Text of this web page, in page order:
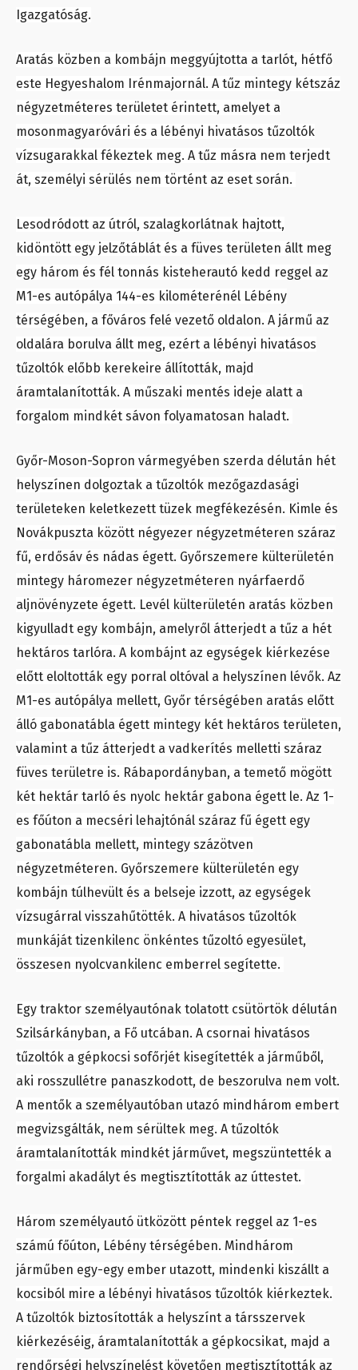
Igazgatóság.
Aratás közben a kombájn meggyújtotta a tarlót, hétfő
este Hegyeshalom Irénmajornál. A tűz mintegy kétszáz
négyzetméteres területet érintett, amelyet a
mosonmagyaróvári és a lébényi hivatásos tűzoltók
vízsugarakkal fékeztek meg. A tűz másra nem terjedt
át, személyi sérülés nem történt az eset során.
Lesodródott az útról, szalagkorlátnak hajtott,
kidöntött egy jelzőtáblát és a füves területen állt meg
egy három és fél tonnás kisteherautó kedd reggel az
M1-es autópálya 144-es kilométerénél Lébény
térségében, a főváros felé vezető oldalon. A jármű az
oldalára borulva állt meg, ezért a lébényi hivatásos
tűzoltók előbb kerekeire állították, majd
áramtalanították. A műszaki mentés ideje alatt a
forgalom mindkét sávon folyamatosan haladt.
Győr-Moson-Sopron vármegyében szerda délután hét
helyszínen dolgoztak a tűzoltók mezőgazdasági
területeken keletkezett tüzek megfékezésén. Kimle és
Novákpuszta között négyezer négyzetméteren száraz
fű, erdősáv és nádas égett. Győrszemere külterületén
mintegy háromezer négyzetméteren nyárfaerdő
aljnövényzete égett. Levél külterületén aratás közben
kigyulladt egy kombájn, amelyről átterjedt a tűz a hét
hektáros tarlóra. A kombájnt az egységek kiérkezése
előtt eloltották egy porral oltóval a helyszínen lévők. Az
M1-es autópálya mellett, Győr térségében aratás előtt
álló gabonatábla égett mintegy két hektáros területen,
valamint a tűz átterjedt a vadkerítés melletti száraz
füves területre is. Rábapordányban, a temető mögött
két hektár tarló és nyolc hektár gabona égett le. Az 1-
es főúton a mecséri lehajtónál száraz fű égett egy
gabonatábla mellett, mintegy százötven
négyzetméteren. Győrszemere külterületén egy
kombájn túlhevült és a belseje izzott, az egységek
vízsugárral visszahűtötték. A hivatásos tűzoltók
munkáját tizenkilenc önkéntes tűzoltó egyesület,
összesen nyolcvankilenc emberrel segítette.
Egy traktor személyautónak tolatott csütörtök délután
Szilsárkányban, a Fő utcában. A csornai hivatásos
tűzoltók a gépkocsi sofőrjét kisegítették a járműből,
aki rosszullétre panaszkodott, de beszorulva nem volt.
A mentők a személyautóban utazó mindhárom embert
megvizsgálták, nem sérültek meg. A tűzoltók
áramtalanították mindkét járművet, megszüntették a
forgalmi akadályt és megtisztították az úttestet.
Három személyautó ütközött péntek reggel az 1-es
számú főúton, Lébény térségében. Mindhárom
járműben egy-egy ember utazott, mindenki kiszállt a
kocsiból mire a lébényi hivatásos tűzoltók kiérkeztek.
A tűzoltók biztosították a helyszínt a társszervek
kiérkezéséig, áramtalanították a gépkocsikat, majd a
rendőrségi helyszínelést követően megtisztították az